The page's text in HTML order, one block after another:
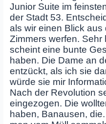
Junior Suite im
der Stadt 53.
als wir einen Blick aus
Zimmers werfen.
scheint eine bunte
haben. Die Dame an
entzückt, als ich sie
würde sie mir
Nach der Revolution
eingezogen. Die
haben, Banausen,